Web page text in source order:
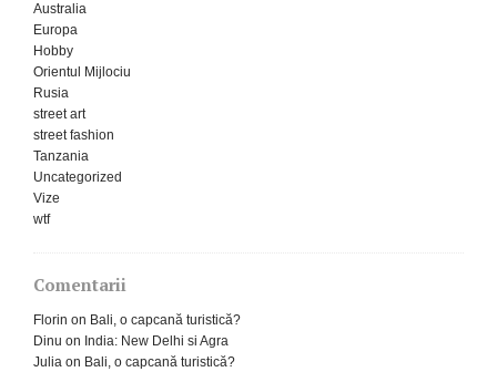
Australia
Europa
Hobby
Orientul Mijlociu
Rusia
street art
street fashion
Tanzania
Uncategorized
Vize
wtf
Comentarii
Florin on Bali, o capcană turistică?
Dinu on India: New Delhi si Agra
Julia on Bali, o capcană turistică?